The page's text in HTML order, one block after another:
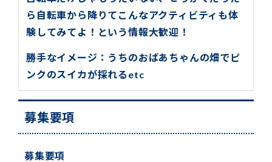
ら自転車から降りてこんなアクティビティも体
験してみてよ！という情報大歓迎！
勝手なイメージ：うちのおばあちゃんの畑でピ
ンクのスイカが採れるetc
募集要項
募集要項